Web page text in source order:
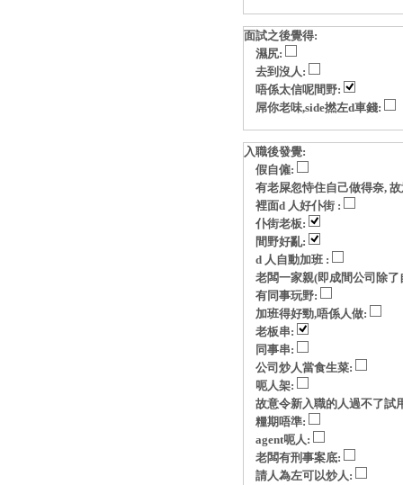
面試之後覺得:
濕尻:
去到沒人:
唔係太信呢間野:
屌你老味,side撚左d車錢:
入職後發覺:
假自僱:
有老屎忽恃住自己做得奈,
裡面d 人好仆街 :
仆街老板:
間野好亂:
d 人自動加班 :
老闆一家親(即成間公司除
有同事玩野:
加班得好勁,唔係人做:
老板串:
同事串:
公司炒人當食生菜:
呃人架:
故意令新入職的人過不了試
糧期唔準:
agent呃人:
老闆有刑事案底:
請人為左可以炒人: